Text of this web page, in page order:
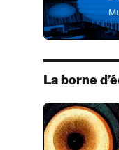
La borne